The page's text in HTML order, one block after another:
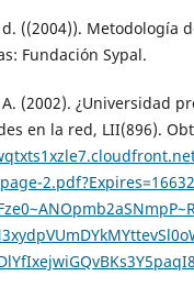
((2004)). Metodología
Fundación Sypal.
(2002). ¿Universidad
en la red, LII(896).